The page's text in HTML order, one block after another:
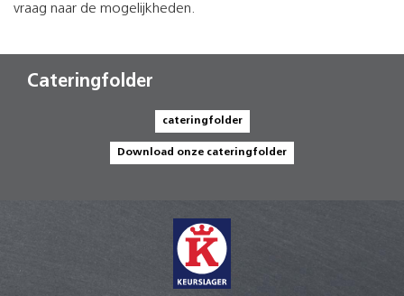
vraag naar de mogelijkheden.
Cateringfolder
cateringfolder
Download onze cateringfolder